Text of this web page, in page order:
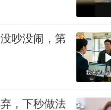
吵没闹，第
，下秒做法